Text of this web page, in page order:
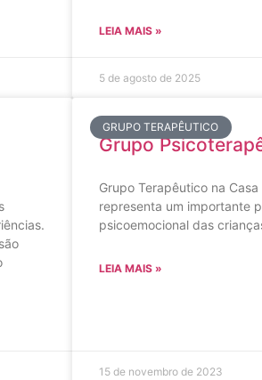
LEIA MAIS »
5 de agosto de 2025
GRUPO TERAPÊUTICO
Grupo
Grupo Terapêutico na
representa um importante
psicoemocional das
LEIA MAIS »
15 de novembro de 2023